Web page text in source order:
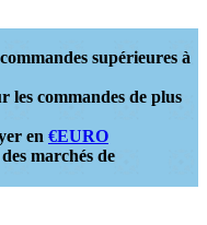
supérieures à
les commandes de plus
en €EURO
marchés de